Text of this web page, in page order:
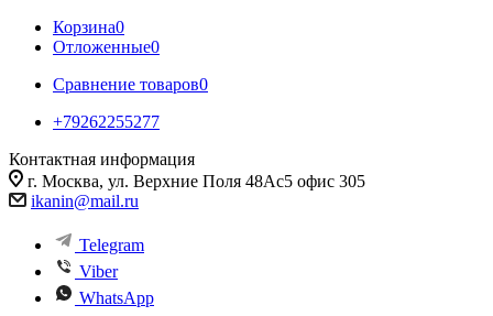
Корзина0
Отложенные0
Сравнение товаров0
+79262255277
Контактная информация
г. Москва, ул. Верхние Поля 48Ас5 офис 305
ikanin@mail.ru
Telegram
Viber
WhatsApp